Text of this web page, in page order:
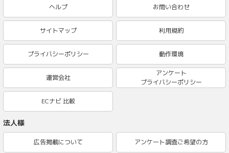
ヘルプ お問い合わせ
サイトマップ 利用規約
プライバシーポリシー 動作環境
運営会社
アンケート
プライバシーポリシー
ECナビ 比較
法人様
広告掲載について アンケート調査ご希望の方